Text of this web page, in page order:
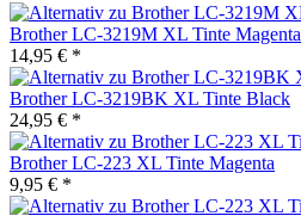
Brother LC-3219M XL Tinte Magenta
14,95 € *
Brother LC-3219BK XL Tinte Black
24,95 € *
Brother LC-223 XL Tinte Magenta
9,95 € *